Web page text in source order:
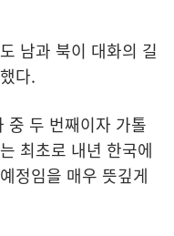
남과 북이 대화의 길
다.
중 두 번째이자 가톨
최초로 내년 한국에
정임을 매우 뜻깊게